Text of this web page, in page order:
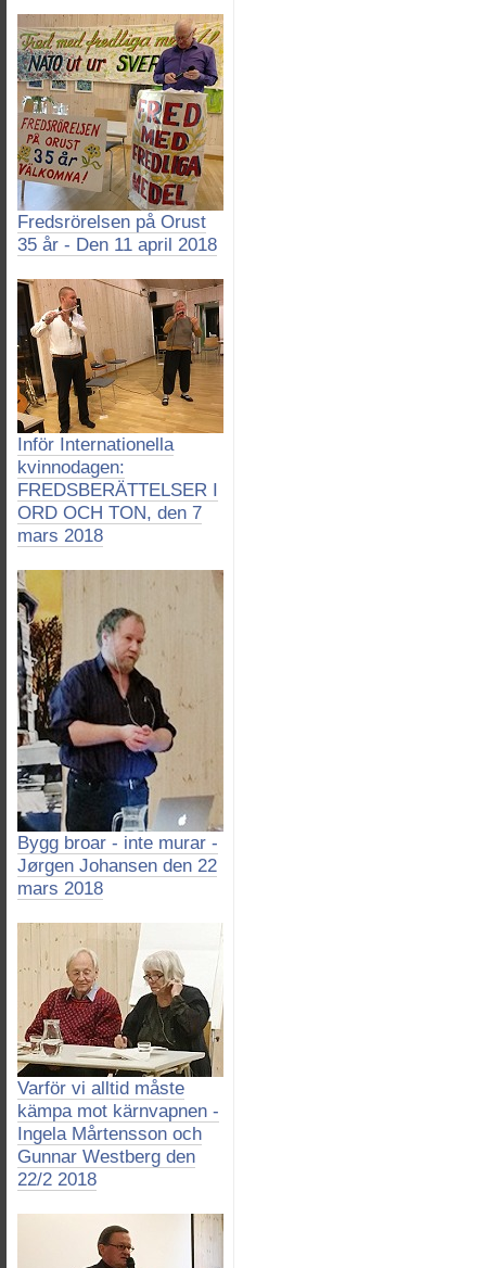
Fredsrörelsen på Orust
35 år - Den 11 april 2018
Inför Internationella
kvinnodagen:
FREDSBERÄTTELSER I
ORD OCH TON, den 7
mars 2018
Bygg broar - inte murar -
Jørgen Johansen den 22
mars 2018
Varför vi alltid måste
kämpa mot kärnvapnen -
Ingela Mårtensson och
Gunnar Westberg den
22/2 2018